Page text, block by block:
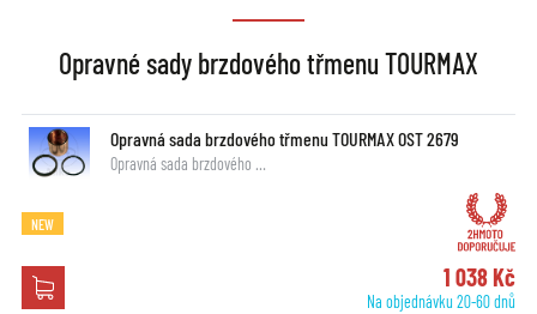
Opravné sady brzdového třmenu TOURMAX
Opravná sada brzdového třmenu TOURMAX OST 2679
Opravná sada brzdového …
NEW
1 038 Kč
Na objednávku 20-60 dnů